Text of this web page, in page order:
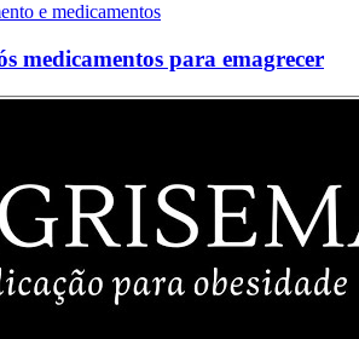
e medicamentos
medicamentos para emagrecer